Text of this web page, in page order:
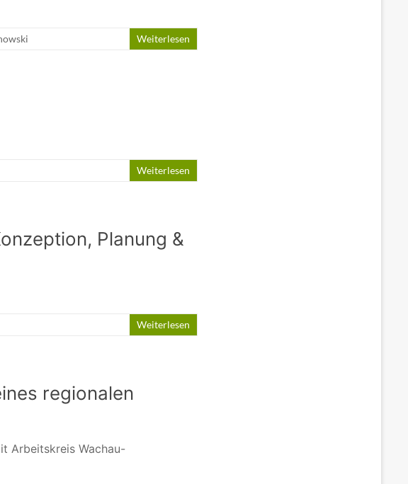
Weiterlesen
Weiterlesen
Planung &
Weiterlesen
regionalen
Arbeitskreis Wachau-